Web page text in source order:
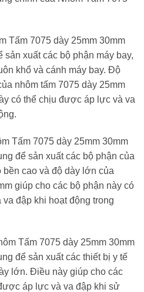
Tấm 7075 dày 25mm 30mm
xuất các bộ phận máy bay,
khổ và cánh máy bay. Độ
nhôm tấm 7075 dày 25mm
có thể chịu được áp lực và va
Tấm 7075 dày 25mm 30mm
để sản xuất các bộ phận của
cao và độ dày lớn của
giúp cho các bộ phận này có
đập khi hoạt động trong
Tấm 7075 dày 25mm 30mm
để sản xuất các thiết bị y tế
lớn. Điều này giúp cho các
áp lực và va đập khi sử